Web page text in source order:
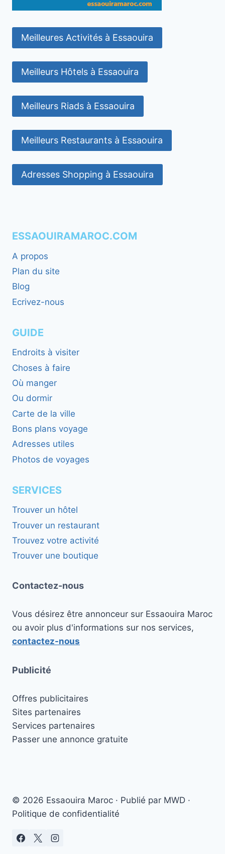
Meilleures Activités à Essaouira
Meilleurs Hôtels à Essaouira
Meilleurs Riads à Essaouira
Meilleurs Restaurants à Essaouira
Adresses Shopping à Essaouira
ESSAOUIRAMAROC.COM
A propos
Plan du site
Blog
Ecrivez-nous
GUIDE
Endroits à visiter
Choses à faire
Où manger
Ou dormir
Carte de la ville
Bons plans voyage
Adresses utiles
Photos de voyages
SERVICES
Trouver un hôtel
Trouver un restaurant
Trouvez votre activité
Trouver une boutique
Contactez-nous
Vous désirez être annonceur sur Essaouira Maroc
ou avoir plus d'informations sur nos services,
contactez-nous
Publicité
Offres publicitaires
Sites partenaires
Services partenaires
Passer une annonce gratuite
© 2026 Essaouira Maroc · Publié par MWD ·
Politique de confidentialité